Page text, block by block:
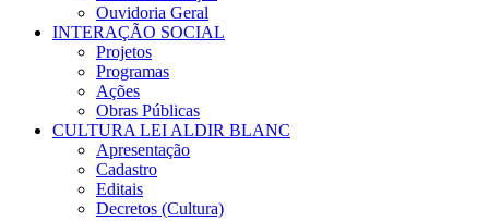
Ouvidoria Geral
INTERAÇÃO SOCIAL
Projetos
Programas
Ações
Obras Públicas
CULTURA LEI ALDIR BLANC
Apresentação
Cadastro
Editais
Decretos (Cultura)